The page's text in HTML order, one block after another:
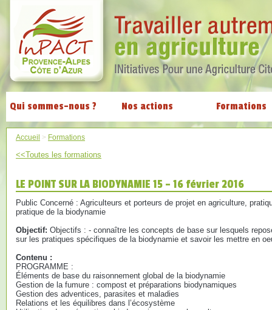
Qui sommes-nous ? Nos actions Formations
Accueil > Formations
<<Toutes les formations
LE POINT SUR LA BIODYNAMIE 15 – 16 février 2016
Public Concerné : Agriculteurs et porteurs de projet en agriculture,
pratique de la biodynamie
Objectif: Objectifs : - connaître les concepts de base sur lesquels
sur les pratiques spécifiques de la biodynamie et savoir les mettre en
Contenu :
PROGRAMME :
Éléments de base du raisonnement global de la biodynamie
Gestion de la fumure : compost et préparations biodynamiques
Gestion des adventices, parasites et maladies
Relations et les équilibres dans l’écosystème